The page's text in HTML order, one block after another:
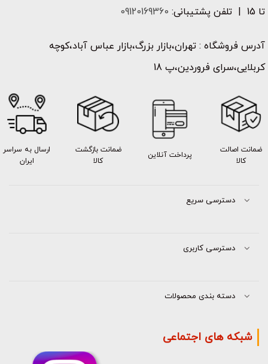
تا 15 | تلفن پشتیبانی:
09120169360
آدرس فروشگاه : تهران،بازار بزرگ،بازار عباس آباد،کوچه
کربلایی،سرای فروردین،پ 18
ضمانت اصالت
کالا
پرداخت آنلاین
ضمانت بازگشت
کالا
ارسال به سراسر
ایران
دسترسی سریع
دسترسی کاربری
دسته بندی محصولات
شبکه های اجتماعی